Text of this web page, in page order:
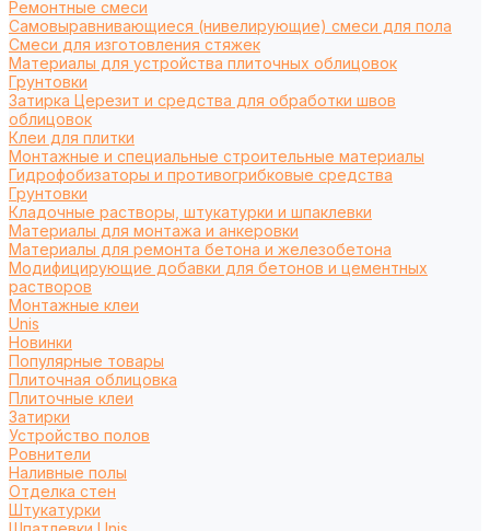
Ремонтные смеси
Самовыравнивающиеся (нивелирующие) смеси для пола
Смеси для изготовления стяжек
Материалы для устройства плиточных облицовок
Грунтовки
Затирка Церезит и средства для обработки швов
облицовок
Клеи для плитки
Монтажные и специальные строительные материалы
Гидрофобизаторы и противогрибковые средства
Грунтовки
Кладочные растворы, штукатурки и шпаклевки
Материалы для монтажа и анкеровки
Материалы для ремонта бетона и железобетона
Модифицирующие добавки для бетонов и цементных
растворов
Монтажные клеи
Unis
Новинки
Популярные товары
Плиточная облицовка
Плиточные клеи
Затирки
Устройство полов
Ровнители
Наливные полы
Отделка стен
Штукатурки